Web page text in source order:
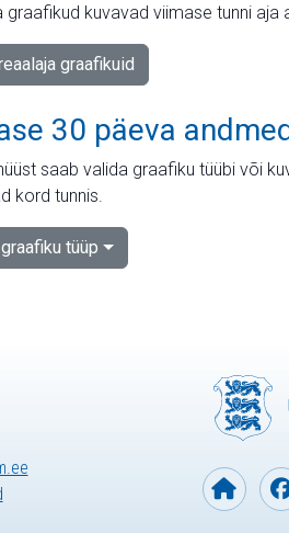
graafikud kuvavad viimase tunni aja
graafikuid
30 päeva
saab valida graafiku tüübi või
kord tunnis.
tüüp